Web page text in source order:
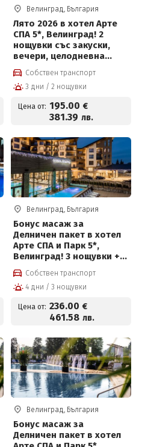
Велинград, България
Лято 2026 в хотел Арте
СПА 5*, Велинград! 2
нощувки със закуски,
вечери, целодневна
детска анимация,
вътрешен и външен
басейн с минерална вода
за деца до 12 г
Собствен транспорт
3 дни / 2 нощувки
Цена от: 195.00 €
381.39 лв.
Велинград, България
Бонус масаж за
Делничен пакет в хотел
Арте СПА и Парк 5*,
Велинград! 3 нощувки +
закуски, вечери,
частичен масаж,
вътрешен басейн с
пакет и Безплатно за
деца до 12 г
Собствен транспорт
4 дни / 3 нощувки
Цена от: 236.00 €
461.58 лв.
Велинград, България
Бонус масаж за
Делничен пакет в хотел